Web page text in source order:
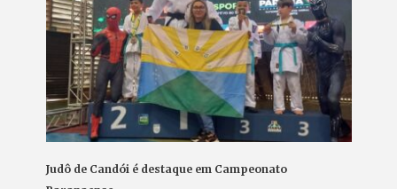
Judô de Candói é destaque em Campeonato